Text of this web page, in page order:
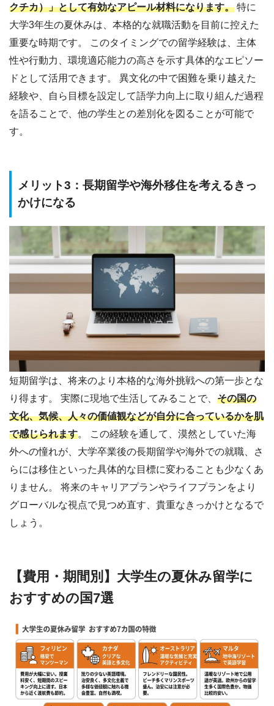
クチカ）」として有効なアピール材料になります。 特に
大学3年生の夏休みは、本格的な就職活動を目前に控えた
重要な時期です。 このタイミングでの留学経験は、主体
性や行動力、環境適応能力の高さを示す具体的なエピソー
ドとして活用できます。 異文化の中で困難を乗り越えた
経験や、自ら目標を設定して語学力向上に取り組んだ過程
を語ることで、他の学生との差別化を図ることが可能で
す。
メリット3：長期留学や海外移住を考えるきっ
かけになる
短期留学は、将来のより本格的な海外挑戦への第一歩とな
り得ます。 実際に現地で生活してみることで、 その国の
文化、気候、人々の価値観などが自分に合っているかを肌
で感じられます。 この経験を通して、漠然としていた海
外への憧れが、大学卒業後の長期留学や海外での就職、さ
らには移住といった具体的な目標に変わることも少なくあ
りません。 将来のキャリアプランやライフプランをより
グローバルな視点で見つめ直す、貴重なきっかけとなるで
しょう。
【費用・期間別】大学生の夏休み留学に
おすすめの国7選